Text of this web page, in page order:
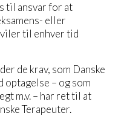
til ansvar for at
eller
til enhver tid
de krav, som Danske
optagelse – og som
m.v. – har ret til at
Terapeuter.